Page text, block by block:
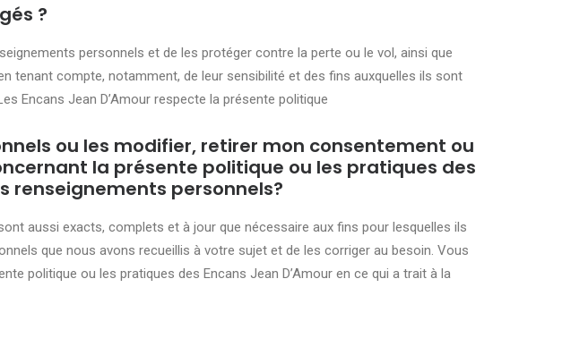
?
personnels et de les protéger contre la perte ou le vol, ainsi que
tenant compte, notamment, de leur sensibilité et des fins auxquelles ils sont
Encans Jean D’Amour respecte la présente politique
ou les modifier, retirer mon consentement ou
la présente politique ou les pratiques des
renseignements personnels?
aussi exacts, complets et à jour que nécessaire aux fins pour lesquelles ils
que nous avons recueillis à votre sujet et de les corriger au besoin. Vous
politique ou les pratiques des Encans Jean D’Amour en ce qui a trait à la